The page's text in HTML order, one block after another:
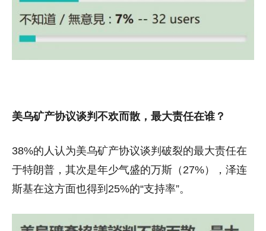
美乌矿产协议谈判不欢而散，最大责任在谁？
38%的人认为美乌矿产协议谈判破裂的最大责任在
于特朗普，其次是年少气盛的万斯（27%），泽连
斯基在这方面也得到25%的“支持率”。